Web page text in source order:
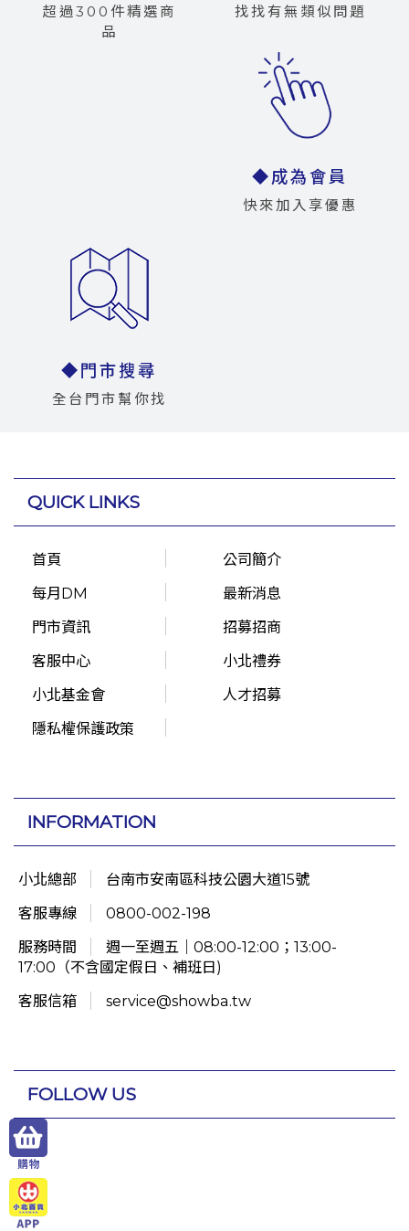
超過300件精選商
品
找找有無類似問題
◆成為會員
快來加入享優惠
◆門市搜尋
全台門市幫你找
QUICK LINKS
首頁
公司簡介
每月DM
最新消息
門市資訊
招募招商
客服中心
小北禮券
小北基金會
人才招募
隱私權保護政策
INFORMATION
小北總部
台南市安南區科技公園大道15號
客服專線
0800-002-198
服務時間
週一至週五｜08:00-12:00；13:00-
17:00（不含國定假日、補班日)
客服信箱
service@showba.tw
FOLLOW US